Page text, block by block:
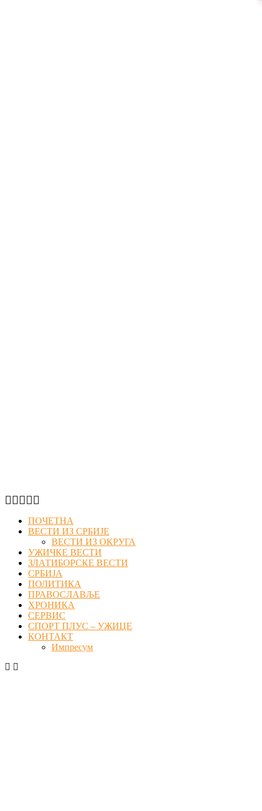
Facebook
Twitter
Instagram
Youtube
ПОЧЕТНА
ВЕСТИ ИЗ СРБИЈЕ
ВЕСТИ ИЗ ОКРУГА
УЖИЧКЕ ВЕСТИ
ЗЛАТИБОРСКЕ ВЕСТИ
СРБИЈА
ПОЛИТИКА
ПРАВОСЛАВЉЕ
ХРОНИКА
СЕРВИС
СПОРТ ПЛУС – УЖИЦЕ
КОНТАКТ
Импресум